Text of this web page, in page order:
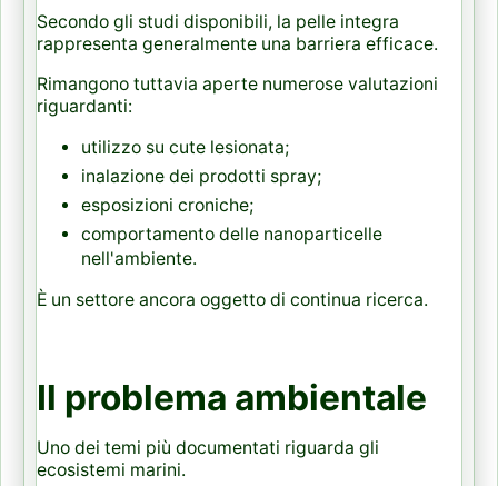
Secondo gli studi disponibili, la pelle integra
rappresenta generalmente una barriera efficace.
Rimangono tuttavia aperte numerose valutazioni
riguardanti:
utilizzo su cute lesionata;
inalazione dei prodotti spray;
esposizioni croniche;
comportamento delle nanoparticelle
nell'ambiente.
È un settore ancora oggetto di continua ricerca.
Il problema ambientale
Uno dei temi più documentati riguarda gli
ecosistemi marini.